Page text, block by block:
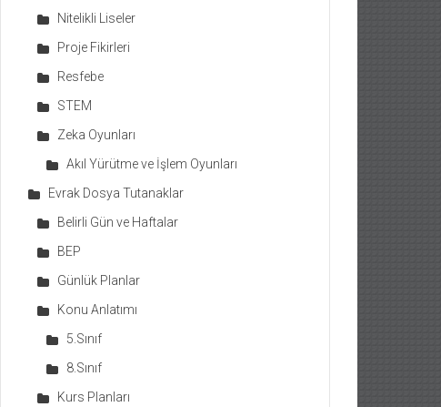
Nitelikli Liseler
Proje Fikirleri
Resfebe
STEM
Zeka Oyunları
Akıl Yürütme ve İşlem Oyunları
Evrak Dosya Tutanaklar
Belirli Gün ve Haftalar
BEP
Günlük Planlar
Konu Anlatımı
5.Sınıf
8.Sınıf
Kurs Planları